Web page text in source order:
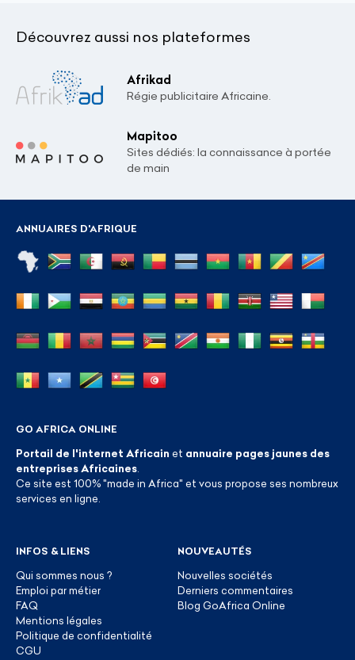
Découvrez aussi nos plateformes
Afrikad
Régie publicitaire Africaine.
Mapitoo
Sites dédiés: la connaissance à portée
de main
ANNUAIRES D'AFRIQUE
GO AFRICA ONLINE
Portail de l'internet Africain et annuaire pages jaunes des
entreprises Africaines
Ce site est 100% "made in Africa" et vous propose ses nombreux
services en ligne.
INFOS & LIENS
Qui sommes nous ?
Emploi par métier
FAQ
Mentions légales
Politique de confidentialité
CGU
NOUVEAUTÉS
Nouvelles sociétés
Derniers commentaires
Blog GoAfrica Online